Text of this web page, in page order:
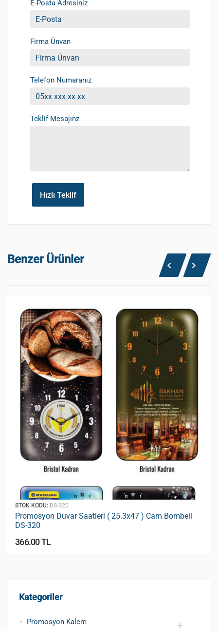
Kategoriler
Promosyon Kalem
E-Posta Adresiniz
Firma Ünvan
Telefon Numaranız
Teklif Mesajınz
Hızlı Teklif
Benzer Ürünler
STOK KODU: DS-320
Promosyon Duvar Saatleri ( 25.3x47 ) Cam Bombeli
DS-320
366.00 TL